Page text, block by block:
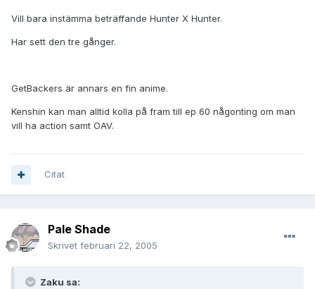
Vill bara instämma beträffande Hunter X Hunter.
Har sett den tre gånger.
GetBackers är annars en fin anime.
Kenshin kan man alltid kolla på fram till ep 60 någonting om man
vill ha action samt OAV.
Citat
Pale Shade
Skrivet februari 22, 2005
Zaku sa: